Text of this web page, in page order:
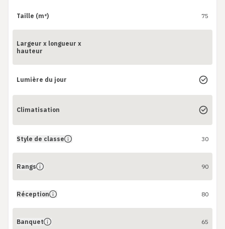
Taille (m²) 75
Largeur x longueur x
hauteur
Lumière du jour
Climatisation
Style de classe 30
Rangs 90
Réception 80
Banquet 65